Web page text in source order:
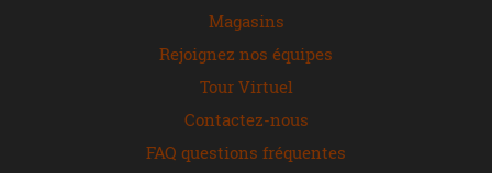
Magasins
Rejoignez nos équipes
Tour Virtuel
Contactez-nous
FAQ questions fréquentes